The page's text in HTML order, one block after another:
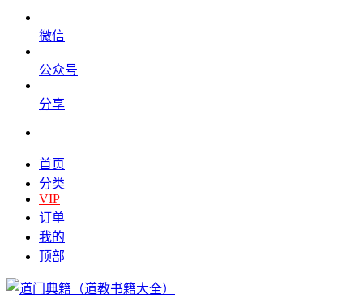
微信
公众号
分享
首页
分类
VIP
订单
我的
顶部